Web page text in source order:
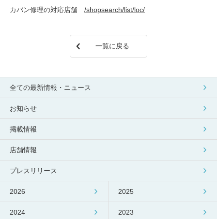
よくあるご質問
カバン修理の対応店舗 /shopsearch/list/loc/
一覧に戻る
全ての最新情報・ニュース
お知らせ
掲載情報
店舗情報
プレスリリース
2026 2025
2024 2023